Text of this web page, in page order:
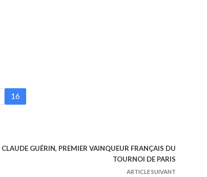
16
CLAUDE GUÉRIN, PREMIER VAINQUEUR FRANÇAIS DU
TOURNOI DE PARIS
ARTICLE SUIVANT